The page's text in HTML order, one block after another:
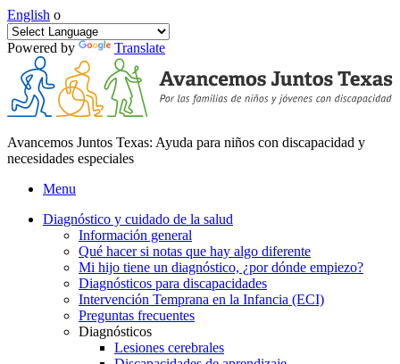
English o
Powered by Translate
Avancemos Juntos Texas: Ayuda para niños con discapacidad y
necesidades especiales
Menu
Diagnóstico y cuidado de la salud
Información general
Qué hacer si notas que hay algo diferente
Mi hijo tiene un diagnóstico, ¿por dónde empiezo?
Diagnósticos para discapacidades
Intervención Temprana en la Infancia (ECI)
Preguntas frecuentes
Diagnósticos
Lesiones cerebrales